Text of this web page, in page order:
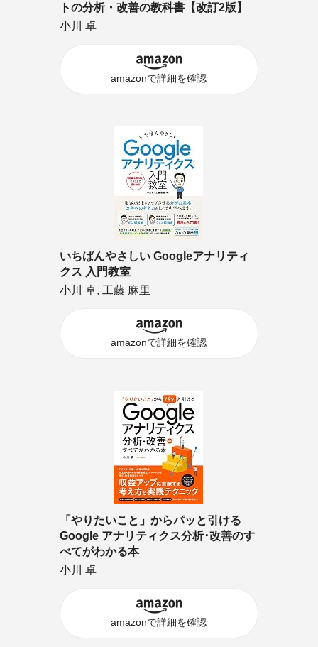
トの分析・改善の教科書【改訂2版】
小川 卓
amazonで詳細を確認
いちばんやさしい Googleアナリティ
クス 入門教室
小川 卓, 工藤 麻里
amazonで詳細を確認
「やりたいこと」からパッと引ける
Google アナリティクス分析･改善のす
べてがわかる本
小川 卓
amazonで詳細を確認